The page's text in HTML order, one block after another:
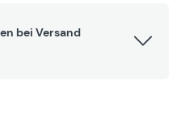
bei Versand